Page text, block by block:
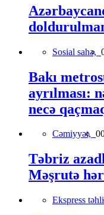
Sosial sahə,
Bakı
ayrılması:
necə
Cəmiyyət,
Təbriz
Məşrutə
Ekspress